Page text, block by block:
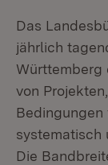
Das
jährlich
Württemberg
von
Bedingungen
systematisch
Die